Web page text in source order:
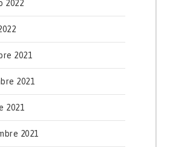
2022
2021
2021
2021
2021